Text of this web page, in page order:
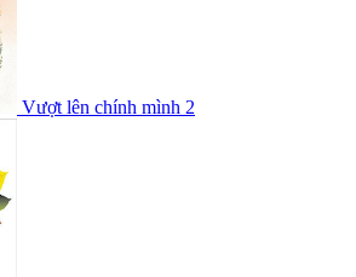
Vượt lên chính mình 2